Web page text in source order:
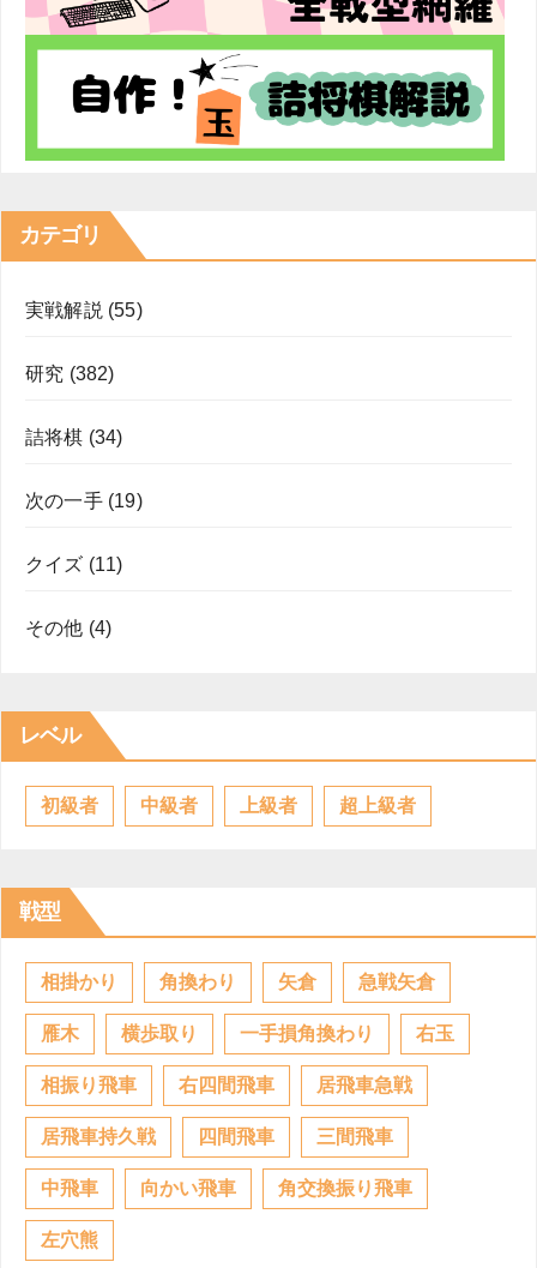
カテゴリ
実戦解説 (55)
研究 (382)
詰将棋 (34)
次の一手(19)
クイズ (11)
その他 (4)
レベル
初級者 中級者 上級者 超上級者
戦型
相掛かり 角換わり 矢倉 急戦矢倉
雁木 横歩取り 一手損角換わり 右玉
相振り飛車 右四間飛車 居飛車急戦
居飛車持久戦 四間飛車 三間飛車
中飛車 向かい飛車 角交換振り飛車
左穴熊